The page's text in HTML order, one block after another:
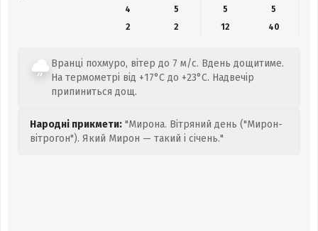
4
5 5
5
2
2 12 40
Вранці похмуро, вітер до 7 м/с. Вдень дощитиме.
На термометрі від +17°C до +23°C. Надвечір
припиниться дощ.
Народні прикмети: "Мирона. Вітряний день ("Мирон-
вітрогон"). Який Мирон — такий і січень."